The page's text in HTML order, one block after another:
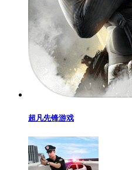
超凡先锋游戏